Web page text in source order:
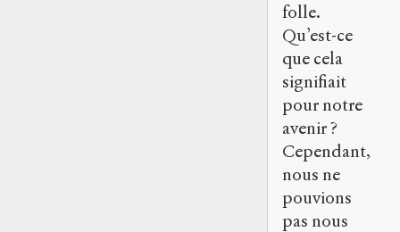
folle.
Qu’est-ce
que cela
signifiait
pour notre
avenir ?
Cependant,
nous ne
pouvions
pas nous